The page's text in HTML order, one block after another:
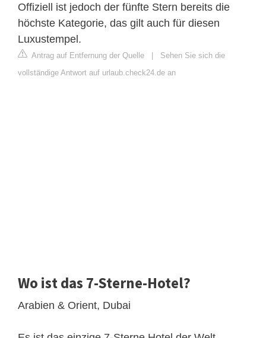
Offiziell ist jedoch der fünfte Stern bereits die
höchste Kategorie, das gilt auch für diesen
Luxustempel.
Antrag auf Entfernung der Quelle | Sehen Sie sich die
vollständige Antwort auf urlaub.check24.de an
Wo ist das 7-Sterne-Hotel?
Arabien & Orient, Dubai